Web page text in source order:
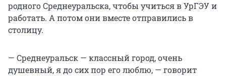
родного Среднеуральска, чтобы учиться в УрГЭУ и
работать. А потом они вместе отправились в
столицу.
— Среднеуральск — классный город, очень
душевный, я до сих пор его люблю, — говорит